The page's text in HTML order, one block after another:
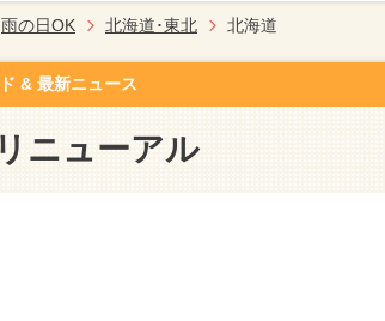
雨の日OK 北海道･東北 北海道
& 最新ニュース
ニューアル